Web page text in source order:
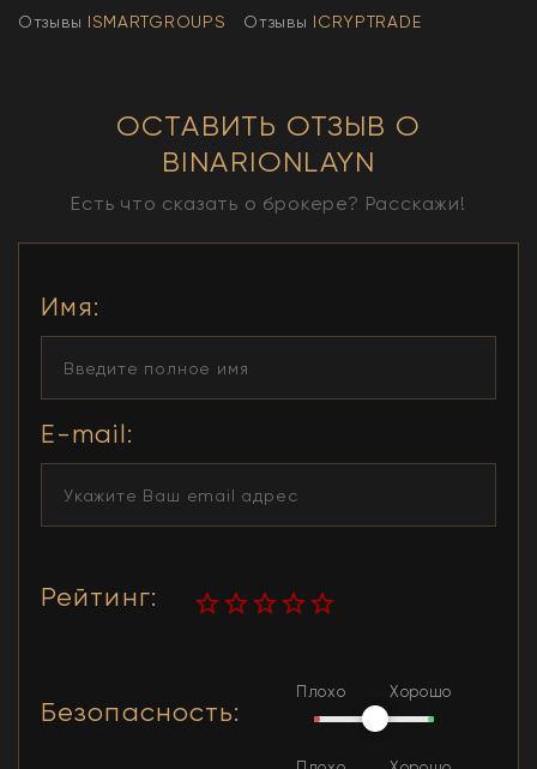
Отзывы ISMARTGROUPS Отзывы ICRYPTRADE
ОСТАВИТЬ ОТЗЫВ О
BINARIONLAYN
Есть что сказать о брокере? Расскажи!
Имя:
E-mail:
Рейтинг:
Безопасность:
Плохо Хорошо